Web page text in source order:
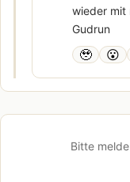
wieder mit
Gudrun
🥹 😮
Bitte